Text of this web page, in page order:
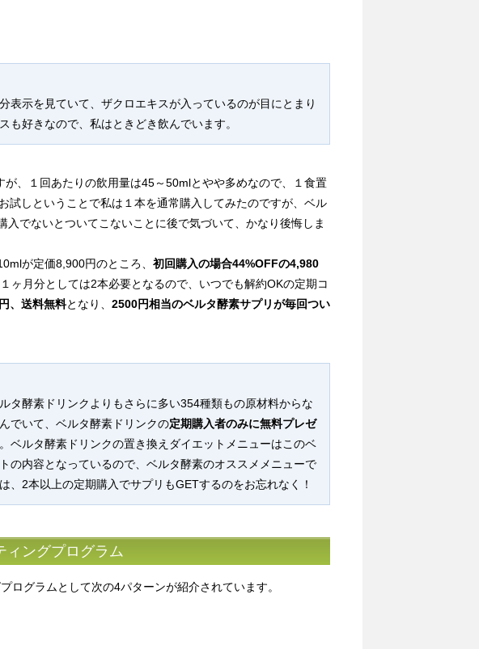
表示を見ていて、ザクロエキスが入っているのが目にとまり
も好きなので、私はときどき飲んでいます。
が、１回あたりの飲用量は45～50mlとやや多めなので、１食置
試しということで私は１本を通常購入してみたのですが、ベル
入でないとついてこないことに後で気づいて、かなり後悔しま
が定価8,900円のところ、 初回購入の場合44%OFFの4,980
ヶ月分としては2本必要となるので、いつでも解約OKの定期コ
、送料無料となり、 2500円相当のベルタ酵素サプリが毎回つい
タ酵素ドリンクよりもさらに多い354種類もの原材料からな
でいて、ベルタ酵素ドリンクの定期購入者のみに無料プレゼ
ベルタ酵素ドリンクの置き換えダイエットメニューはこのベ
の内容となっているので、ベルタ酵素のオススメメニューで
、2本以上の定期購入でサプリもGETするのをお忘れなく！
ィングプログラム
ログラムとして次の4パターンが紹介されています。